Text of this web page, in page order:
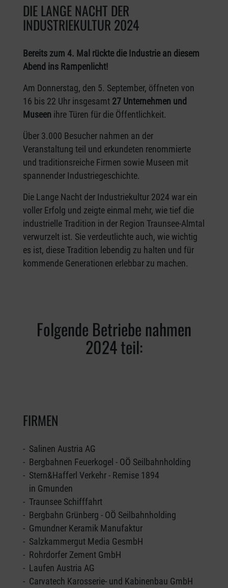
DIE LANGE NACHT DER
INDUSTRIEKULTUR 2024
Bereits zum 4. Mal rückte die Industrie an diesem
Abend ins Rampenlicht!
Am Donnerstag, den 5. September, öffneten von
16 bis 22 Uhr insgesamt 27 Unternehmen und
Museen ihre Türen für die Öffentlichkeit.
Über 3.000 Besucher nahmen an der
Veranstaltung teil und erkundeten renommierte
und traditionsreiche Firmen sowie Museen mit
spannender Industriegeschichte.
Die Lange Nacht der Industriekultur 2024 war ein
voller Erfolg und zeigte einmal mehr, wie tief die
industrielle Tradition in der Region Traunsee-Almtal
verwurzelt ist. Sie verdeutlichte auch, wie wichtig
es ist, diese Tradition lebendig zu halten und für
kommende Generationen erlebbar zu machen.
Folgende Betriebe nahmen
2024 teil:
FIRMEN
- Salinen Austria AG
- Bergbahnen Feuerkogel - OÖ Seilbahnholding
- Stern&Hafferl Verkehr - Remise 1894
in Gmunden
- Traunsee Schifffahrt
- Bergbahn Grünberg - OÖ Seilbahnholding
- Gmundner Keramik Manufaktur
- Salzkammergut Media GesmbH
- Rohrdorfer Zement GmbH
- Laufen Austria AG
- Carvatech Karosserie- und Kabinenbau GmbH